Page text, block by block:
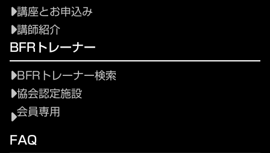
講座とお申込み
講師紹介
BFRトレーナー
BFRトレーナー検索
協会認定施設
会員専用
FAQ